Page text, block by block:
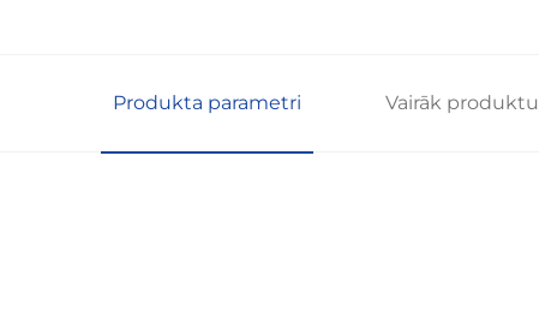
Produkta parametri Vairāk produktu